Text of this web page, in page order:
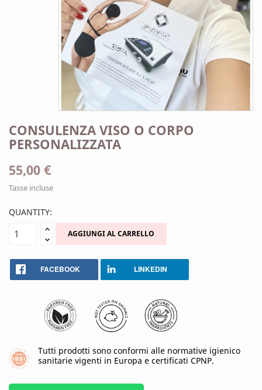
CONSULENZA VISO O CORPO
PERSONALIZZATA
55,00 €
Tasse incluse
QUANTITY:
AGGIUNGI AL CARRELLO
FACEBOOK LINKEDIN
Tutti prodotti sono conformi alle normative igienico
sanitarie vigenti in Europa e certificati CPNP.